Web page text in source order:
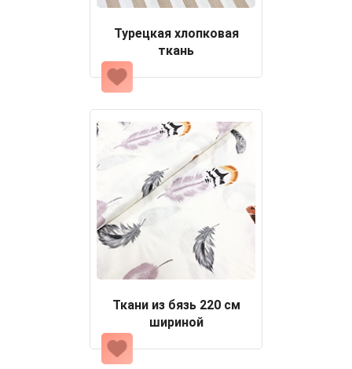
Турецкая хлопковая
ткань
Ткани из бязь 220 см
шириной